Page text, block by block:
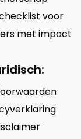
voor
met impact